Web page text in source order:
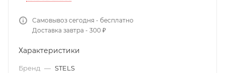
Самовывоз сегодня - бесплатно
Доставка завтра - 300 ₽
Характеристики
Бренд — STELS